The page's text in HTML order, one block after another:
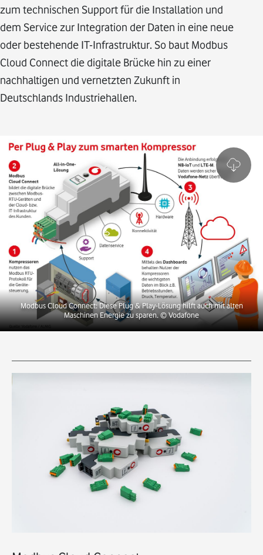
zum technischen Support für die Installation und
dem Service zur Integration der Daten in eine neue
oder bestehende IT-Infrastruktur. So baut Modbus
Cloud Connect die digitale Brücke hin zu einer
nachhaltigen und vernetzten Zukunft in
Deutschlands Industriehallen.
Modbus Cloud Connect: Diese Plug & Play-Lösung hilft auch mit alten
Maschinen Energie zu sparen.© Vodafone